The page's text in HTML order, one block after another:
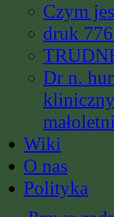
Czym
druk
Dr n.
Wiki
O nas
Polityka